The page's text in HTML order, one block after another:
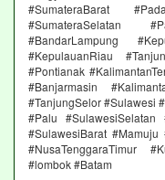
#SumateraBarat
#SumateraSelatan
#BandarLampung
#KepulauanRiau
#Pontianak
#Banjarmasin
#TanjungSelor #Sulawesi
#Palu #SulawesiSelatan
#SulawesiBarat
#NusaTenggaraTimur
#lombok #Batam